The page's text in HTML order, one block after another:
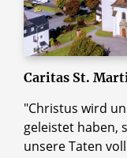
Caritas St.
"Christus wird
geleistet haben,
unsere Taten